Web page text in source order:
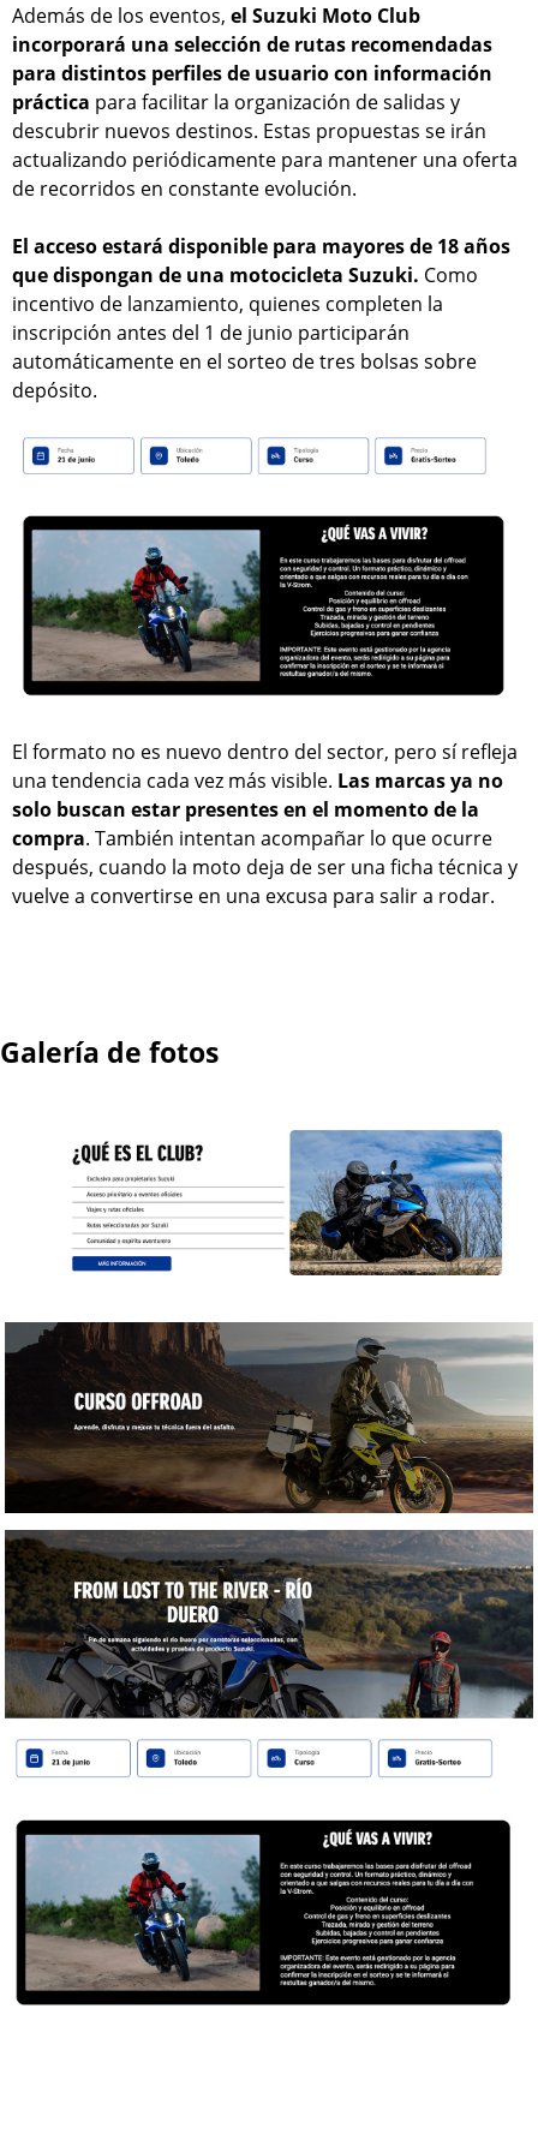
Además de los eventos, el Suzuki Moto Club
incorporará una selección de rutas recomendadas
para distintos perfiles de usuario con información
práctica para facilitar la organización de salidas y
descubrir nuevos destinos. Estas propuestas se irán
actualizando periódicamente para mantener una oferta
de recorridos en constante evolución.
El acceso estará disponible para mayores de 18 años
que dispongan de una motocicleta Suzuki. Como
incentivo de lanzamiento, quienes completen la
inscripción antes del 1 de junio participarán
automáticamente en el sorteo de tres bolsas sobre
depósito.
El formato no es nuevo dentro del sector, pero sí refleja
una tendencia cada vez más visible. Las marcas ya no
solo buscan estar presentes en el momento de la
compra. También intentan acompañar lo que ocurre
después, cuando la moto deja de ser una ficha técnica y
vuelve a convertirse en una excusa para salir a rodar.
Galería de fotos